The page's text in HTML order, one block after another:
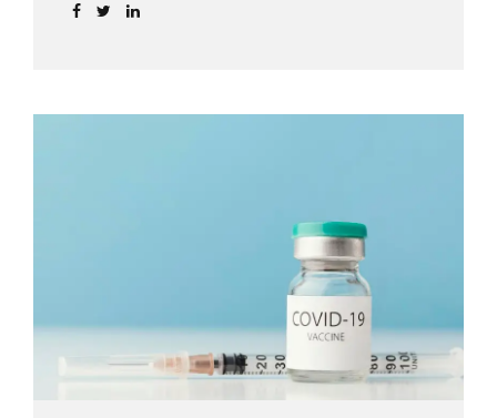
l’investitore Nelle definizioni di Wikipedia si legge:
Investitore: è colui che decide di investire il proprio
loro investimenti, mentre gli speculatori cercano...